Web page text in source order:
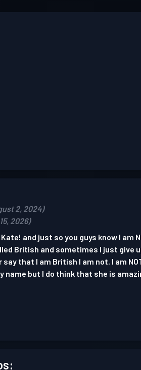
2, 2024)
2026)
and just so you guys know I am
British and sometimes I just give
say that I am British I am not. I am
name but I do think that she is